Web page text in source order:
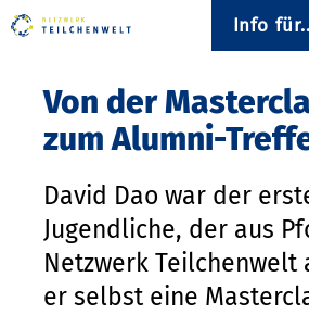
Info
Von der
zum Alumni-
David Dao war der
Jugendliche, der aus
Netzwerk Teilchenwelt
er selbst eine